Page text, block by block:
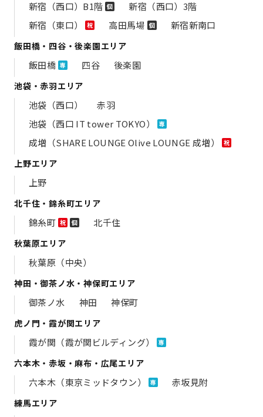
新宿（西口）B1階 個
新宿（西口）3階
新宿（東口）
祝 高田馬場 個 新宿新南口
飯田橋・四谷・後楽園エリア
飯田橋 専 四谷 後楽園
池袋・赤羽エリア
池袋（西口）
赤羽
池袋（西口 IT tower TOKYO）
専
成増（SHARE LOUNGE Olive LOUNGE 成増） 祝
上野エリア
上野
北千住・錦糸町エリア
錦糸町 祝 個 北千住
秋葉原エリア
秋葉原（中央）
神田・御茶ノ水・神保町エリア
御茶ノ水 神田 神保町
虎ノ門・霞が関エリア
霞が関（霞が関ビルディング） 専
六本木・赤坂・麻布・広尾エリア
六本木（東京ミッドタウン） 専 赤坂見附
練馬エリア